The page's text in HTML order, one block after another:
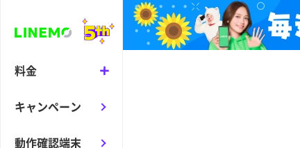
料金
キャンペーン
動作確認端末